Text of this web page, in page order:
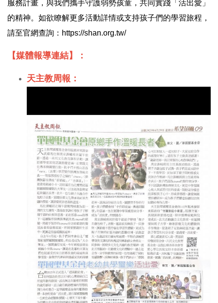
服務計畫，與我們攜手守護弱勢孩童，共同實踐「活出愛」
的精神。如欲瞭解更多活動詳情或支持孩子們的學習旅程，
請至官網查詢：https://shan.org.tw/
【媒體報導連結】：
天主教周報：